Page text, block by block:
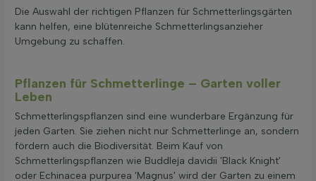
Die Auswahl der richtigen Pflanzen für Schmetterlingsgärten
kann helfen, eine blütenreiche Schmetterlingsanzieher
Umgebung zu schaffen.
Pflanzen für Schmetterlinge – Garten voller
Leben
Schmetterlingspflanzen sind eine wunderbare Ergänzung für
jeden Garten. Sie ziehen nicht nur Schmetterlinge an, sondern
fördern auch die Biodiversität. Beim Kauf von
Schmetterlingspflanzen wie Buddleja davidii 'Black Knight'
oder Echinacea purpurea 'Magnus' wird der Garten zu einem